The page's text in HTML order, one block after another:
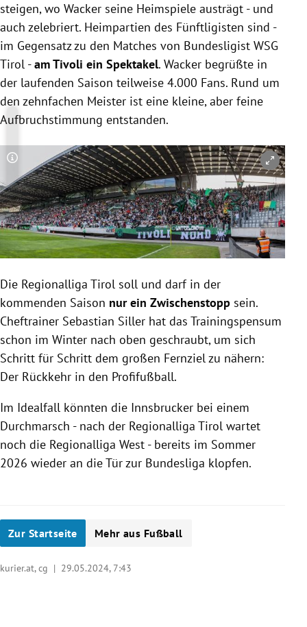
steigen, wo Wacker seine Heimspiele austrägt - und
auch zelebriert. Heimpartien des Fünftligisten sind -
im Gegensatz zu den Matches von Bundesligist WSG
Tirol -am Tivoli ein Spektakel. Wacker begrüßte in
der laufenden Saison teilweise 4.000 Fans. Rund um
den zehnfachen Meister ist eine kleine, aber feine
Aufbruchstimmung entstanden.
Copyright-Hinweis öffnen/schließen
Die Regionalliga Tirol soll und darf in der
kommenden Saison nur ein Zwischenstopp sein.
Cheftrainer Sebastian Siller hat das Trainingspensum
schon im Winter nach oben geschraubt, um sich
Schritt für Schritt dem großen Fernziel zu nähern:
Der Rückkehr in den Profifußball.
Im Idealfall könnten die Innsbrucker bei einem
Durchmarsch - nach der Regionalliga Tirol wartet
noch die Regionalliga West - bereits im Sommer
2026 wieder an die Tür zur Bundesliga klopfen.
Zur Startseite Mehr aus Fußball
kurier.at, cg | 29.05.2024, 7:43